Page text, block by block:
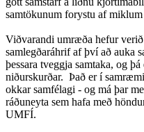
samtökunum forystu af
Viðvarandi umræða hefur
samlegðaráhrif af því að auka
þessara tveggja samtaka, og
niðurskurðar. Það er í
okkar samfélagi - og má þar
ráðuneyta sem hafa með
UMFÍ.